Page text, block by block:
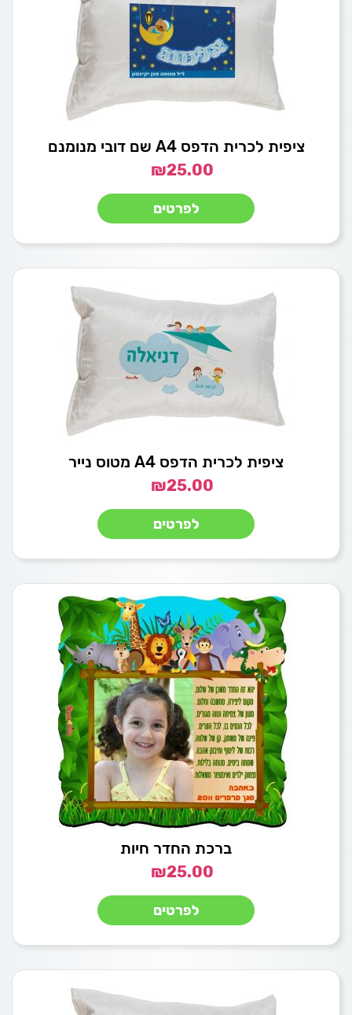
ציפית לכרית הדפס A4 שם דובי מנומנם
₪25.00
לפרטים
ציפית לכרית הדפס A4 מטוס נייר
₪25.00
לפרטים
ברכת החדר חיות
₪25.00
לפרטים